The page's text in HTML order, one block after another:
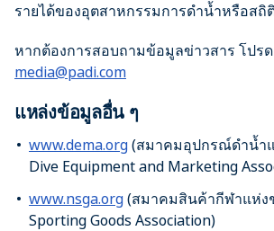
รายได้ของอุตสาหกรรมการดำน้ำหรือสถิ
หากต้องการสอบถามข้อมูลข่าวสาร โปร
media@padi.com
แหล่งข้อมูลอื่น ๆ
www.dema.org(สมาคมอุปกรณ์ดำน้ำ
Dive Equipment and Marketing
www.nsga.org(สมาคมสินค้ากีฬาแห่ง
Sporting Goods Association)